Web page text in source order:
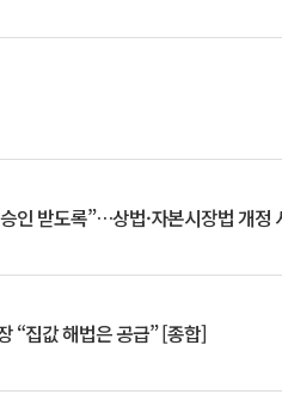
인 받도록”…상법·자본시장법 개정
“집값 해법은 공급” [종합]